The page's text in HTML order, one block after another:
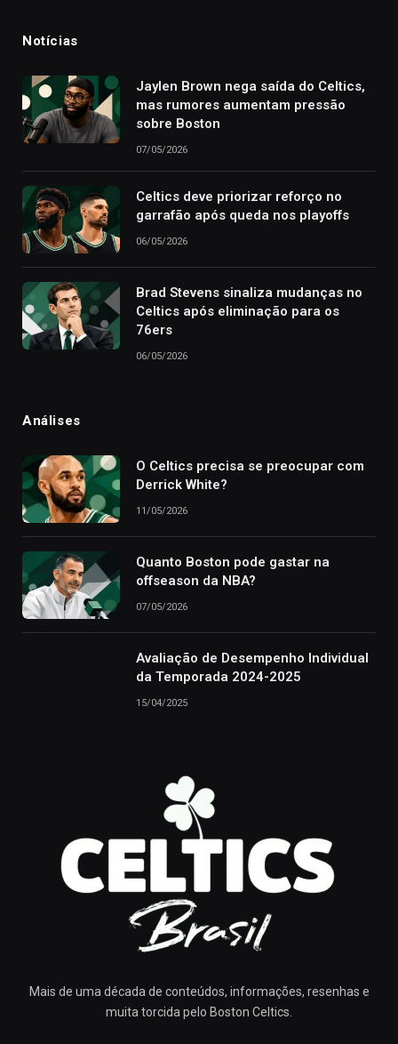
Notícias
Jaylen Brown nega saída do Celtics,
mas rumores aumentam pressão
sobre Boston
07/05/2026
Celtics deve priorizar reforço no
garrafão após queda nos playoffs
06/05/2026
Brad Stevens sinaliza mudanças no
Celtics após eliminação para os
76ers
06/05/2026
Análises
O Celtics precisa se preocupar com
Derrick White?
11/05/2026
Quanto Boston pode gastar na
offseason da NBA?
07/05/2026
Avaliação de Desempenho Individual
da Temporada 2024-2025
15/04/2025
Mais de uma década de conteúdos, informações, resenhas e
muita torcida pelo Boston Celtics.